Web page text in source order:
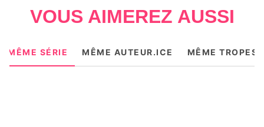
VOUS AIMEREZ AUSSI
MÊME SÉRIE MÊME AUTEUR.ICE MÊME TROPES